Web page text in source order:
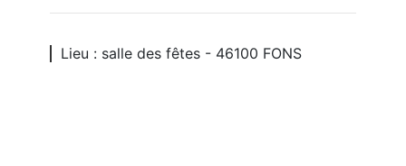
Lieu : salle des fêtes - 46100 FONS